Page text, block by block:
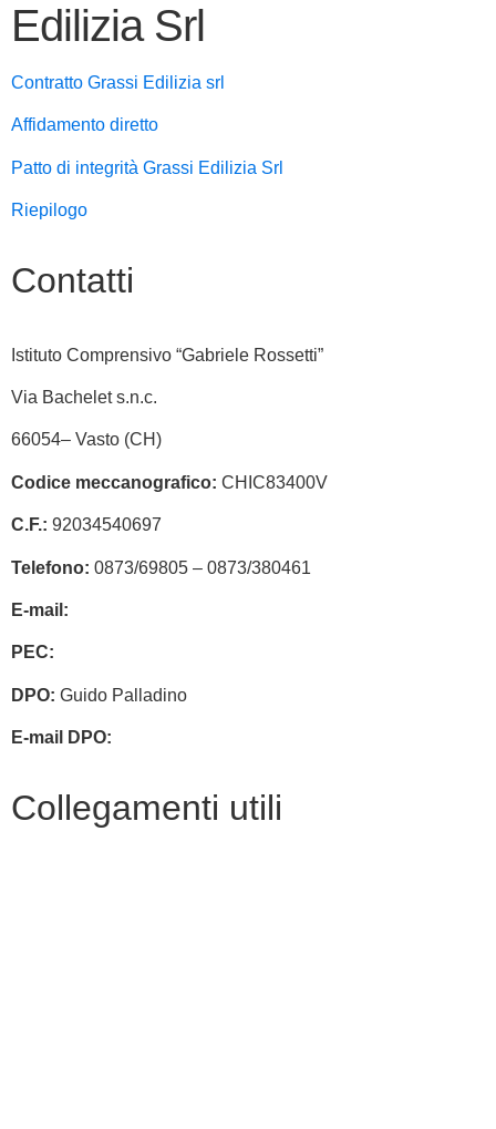
Edilizia Srl
Contratto Grassi Edilizia srl
Affidamento diretto
Patto di integrità Grassi Edilizia Srl
Riepilogo
Contatti
Istituto Comprensivo “Gabriele Rossetti”
Via Bachelet s.n.c.
66054– Vasto (CH)
Codice meccanografico: CHIC83400V
C.F.: 92034540697
Telefono: 0873/69805 – 0873/380461
E-mail:
PEC:
DPO: Guido Palladino
E-mail DPO:
Collegamenti utili